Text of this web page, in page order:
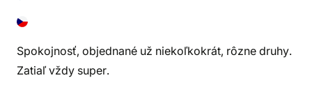
Spokojnosť, objednané už niekoľkokrát, rôzne druhy.
Zatiaľ vždy super.